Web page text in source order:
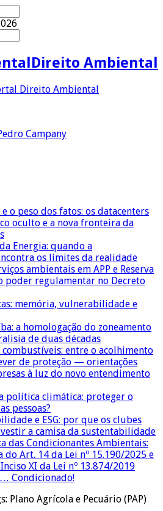
Direito Ambiental
Campany
o peso dos fatos: os datacenters
oculto e a nova fronteira da
Energia: quando a
os limites da realidade
ambientais em APP e Reserva
poder regulamentar no Decreto
memória, vulnerabilidade e
a homologação do zoneamento
de duas décadas
combustíveis: entre o acolhimento
de proteção — orientações
à luz do novo entendimento
política climática: proteger o
pessoas?
e ESG: por que os clubes
a camisa da sustentabilidade
das Condicionantes Ambientais:
do Art. 14 da Lei nº 15.190/2025 e
XI da Lei nº 13.874/2019
Condicionado!
Plano Agrícola e Pecuário (PAP)